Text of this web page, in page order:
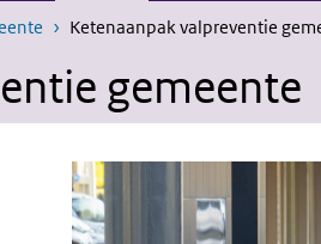
Ketenaanpak valpreventie
gemeente